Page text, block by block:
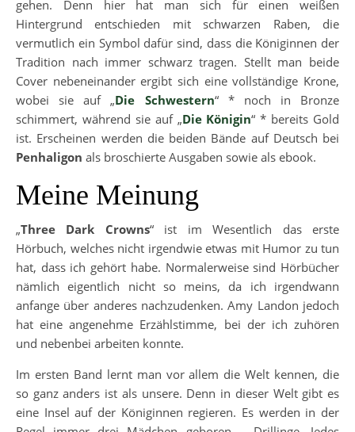
gehen. Denn hier hat man sich für einen weißen
Hintergrund entschieden mit schwarzen Raben, die
vermutlich ein Symbol dafür sind, dass die Königinnen der
Tradition nach immer schwarz tragen. Stellt man beide
Cover nebeneinander ergibt sich eine vollständige Krone,
wobei sie auf „Die Schwestern“ * noch in Bronze
schimmert, während sie auf „Die Königin“ * bereits Gold
ist. Erscheinen werden die beiden Bände auf Deutsch bei
Penhaligon als broschierte Ausgaben sowie als ebook.
Meine Meinung
„Three Dark Crowns“ ist im Wesentlich das erste
Hörbuch, welches nicht irgendwie etwas mit Humor zu tun
hat, dass ich gehört habe. Normalerweise sind Hörbücher
nämlich eigentlich nicht so meins, da ich irgendwann
anfange über anderes nachzudenken. Amy Landon jedoch
hat eine angenehme Erzählstimme, bei der ich zuhören
und nebenbei arbeiten konnte.
Im ersten Band lernt man vor allem die Welt kennen, die
so ganz anders ist als unsere. Denn in dieser Welt gibt es
eine Insel auf der Königinnen regieren. Es werden in der